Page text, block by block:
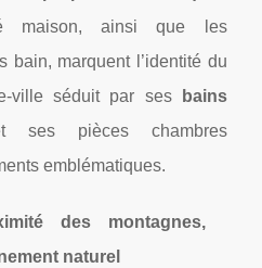
maison, ainsi que les
bain, marquent l’identité du
ville séduit par ses
bains
ses pièces chambres
emblématiques.
des montagnes,
naturel